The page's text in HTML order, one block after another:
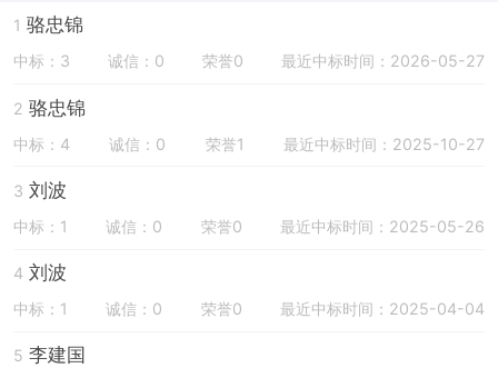
1 骆忠锦
中标：3 诚信：0 荣誉0 最近中标时间：2026-05-27
2 骆忠锦
中标：4 诚信：0 荣誉1 最近中标时间：2025-10-27
3 刘波
中标：1 诚信：0 荣誉0 最近中标时间：2025-05-26
4 刘波
中标：1 诚信：0 荣誉0 最近中标时间：2025-04-04
5 李建国